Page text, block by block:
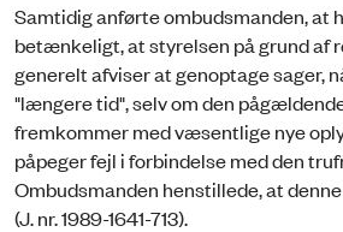
Samtidig anførte ombudsmanden, at
betænkeligt, at styrelsen på grund af
generelt afviser at genoptage sager,
"længere tid", selv om den
fremkommer med væsentlige nye
påpeger fejl i forbindelse med den
Ombudsmanden henstillede, at
(J. nr. 1989-1641-713).